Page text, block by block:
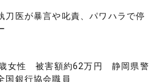
刀医が暴言や叱責、パワハラで停
女性 被害額約62万円 静岡県警
銀行協会職員